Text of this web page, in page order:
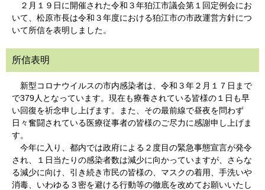
２月１９日に開催された令和３年狛江市議会第１回定例会にお
いて、松原市長は令和３年度における狛江市の市政運営方針につ
いて所信を表明しました。
所信表明
新型コロナウイルスの市内感染者は、令和３年２月１７日まで
で379人となっています。現在も療養されている皆様の１日も早
い回復を祈念申し上げます。また、その最前線で昼夜を問わず
日々奮闘されている医療従事者の皆様のご尽力に感謝申し上げま
す。
今年に入り、都内では政府による２度目の緊急事態宣言が発令
され、１日当たりの感染者数は減少に向かっていますが、さらな
る減少に向け、引き続き市民の皆様の、マスクの着用、手洗いや
消毒、いわゆる３密を避ける行動等の徹底を改めてお願いいたし